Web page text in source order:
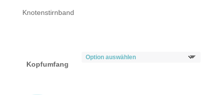
Knotenstirnband
Kopfumfang